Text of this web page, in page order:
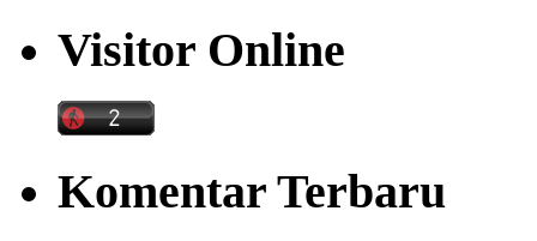
Visitor Online
Komentar Terbaru